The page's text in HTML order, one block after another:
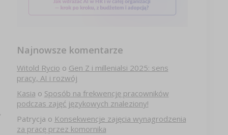
Najnowsze komentarze
Witold Rycio o Gen Z i millenialsi 2025: sens
pracy, AI i rozwój
Kasia o Sposób na frekwencję pracowników
podczas zajęć językowych znaleziony!
Patrycja o Konsekwencje zajęcia wynagrodzenia
za pracę przez komornika